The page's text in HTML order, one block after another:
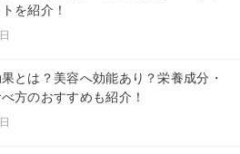
を紹介！
とは？美容へ効能あり？栄養成分・
方のおすすめも紹介！